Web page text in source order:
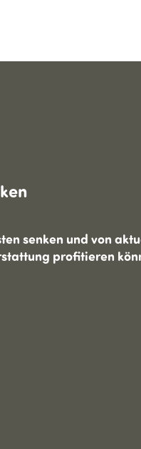
senken und von
profitieren